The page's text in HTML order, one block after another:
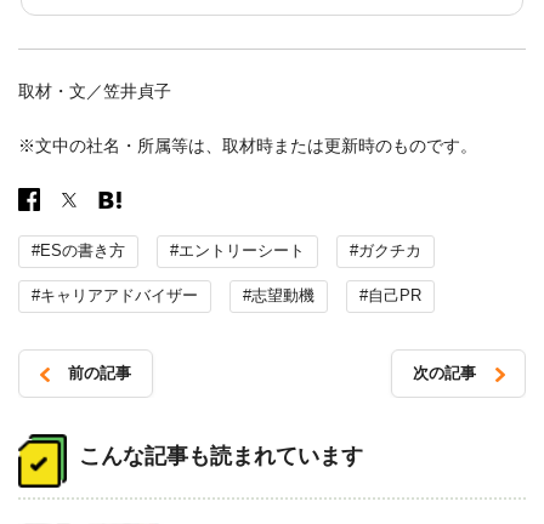
取材・文／笠井貞子
※文中の社名・所属等は、取材時または更新時のものです。
#ESの書き方 #エントリーシート #ガクチカ
#キャリアアドバイザー #志望動機 #自己PR
稿
ナ
前の記事 次の記事
こんな記事も読まれています